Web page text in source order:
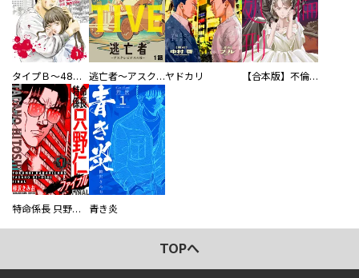
タイプＢ～48時間後、致死率100％～【単話】 逃亡者～アスクレピオスの杖～ヤドカリ 【合本版】不倫処刑
特命係長 只野仁ファイナル 愛蔵版 青き炎
TOPへ